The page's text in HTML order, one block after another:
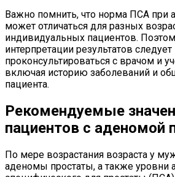
Важно помнить, что норма ПСА при
может отличаться для разных
индивидуальных пациентов.
интерпретации результатов следует
проконсультироваться с врачом и
включая историю заболеваний и
пациента.
Рекомендуемые
пациентов с аденомой
По мере возрастания возраста у
аденомы простаты, а также уровни